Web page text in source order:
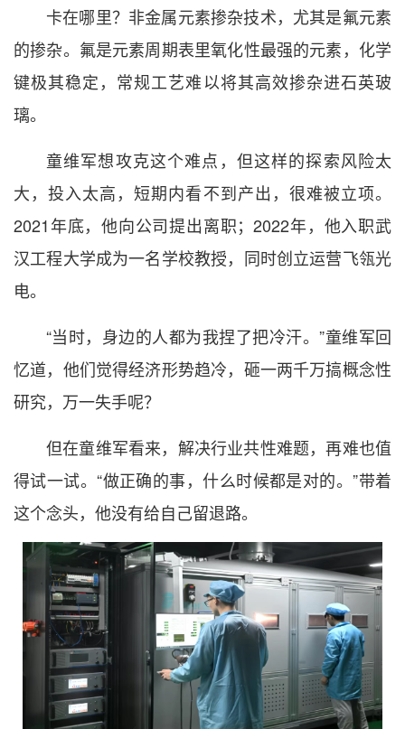
卡在哪里？非金属元素掺杂技术，尤其是氟元素
的掺杂。氟是元素周期表里氧化性最强的元素，化学
键极其稳定，常规工艺难以将其高效掺杂进石英玻
璃。
童维军想攻克这个难点，但这样的探索风险太
大，投入太高，短期内看不到产出，很难被立项。
2021年底，他向公司提出离职；2022年，他入职武
汉工程大学成为一名学校教授，同时创立运营飞瓴光
电。
“当时，身边的人都为我捏了把冷汗。”童维军回
忆道，他们觉得经济形势趋冷，砸一两千万搞概念性
研究，万一失手呢？
但在童维军看来，解决行业共性难题，再难也值
得试一试。“做正确的事，什么时候都是对的。”带着
这个念头，他没有给自己留退路。